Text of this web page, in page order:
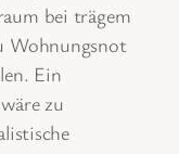
bei trägem
Wohnungsnot
Ein
zu